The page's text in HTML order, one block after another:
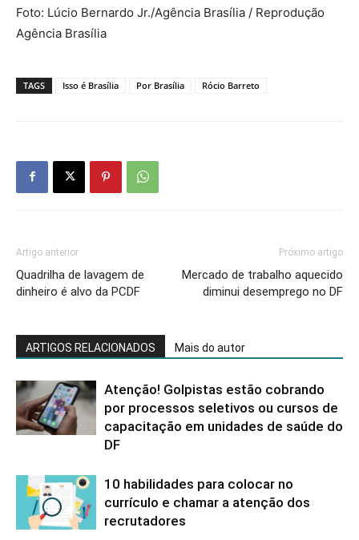
Foto: Lúcio Bernardo Jr./Agência Brasília / Reprodução
Agência Brasília
TAGS Isso é Brasília Por Brasília Rócio Barreto
Artigo anterior
Quadrilha de lavagem de
dinheiro é alvo da PCDF
Próximo artigo
Mercado de trabalho aquecido
diminui desemprego no DF
ARTIGOS RELACIONADOS Mais do autor
Atenção! Golpistas estão cobrando
por processos seletivos ou cursos de
capacitação em unidades de saúde do
DF
10 habilidades para colocar no
currículo e chamar a atenção dos
recrutadores